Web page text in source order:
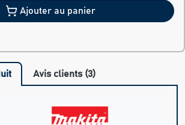
Ajouter au panier
Avis clients (3)